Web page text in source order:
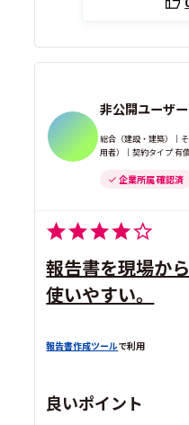
非公開ユーザー
総合（建設・建築）｜
用者）｜契約タイプ 有
企業所属 確認済
報告書を現場か
使いやすい。
報告書作成ツールで利用
良いポイント